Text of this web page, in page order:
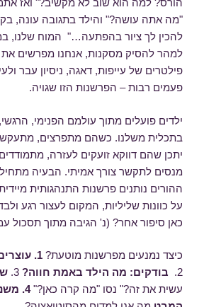
הורס? למה הוא שוב לא מקשיב?" ואז
"מה אתה עושה?" והילד בתגובה עונה,
להכין לך ציור בהפתעה…" המוח שלנו,
למהר להסיק מסקנות, אנחנו מפרשים את
פילטרים של עייפות, דאגה, ניסיון עבר
פעמים רבות – הפרשנות הזו שגויה.
ילדים פועלים מתוך עולמם הפנימי,
בתכלית משלנו. כשהם מתפרצים,
יתכן שהם דווקא זועקים לעזרה,
מנסים לתקשר צורך אמיתי. הבעיה
ההורים נותנים פרשנות התנהגותית
על כוונות שליליות, המקום לעצור רגע
כאן סיפור אחר? (נ' הגיבה מתוך תסכול
כיצד נמנעים מפרשנות מוטעת? 1. עוצרים רגע לפני התגובה
2.
בודקים: מה הילד באמת חווה?
עשית את זה?" נסו "מה קרה כאן?" 4.